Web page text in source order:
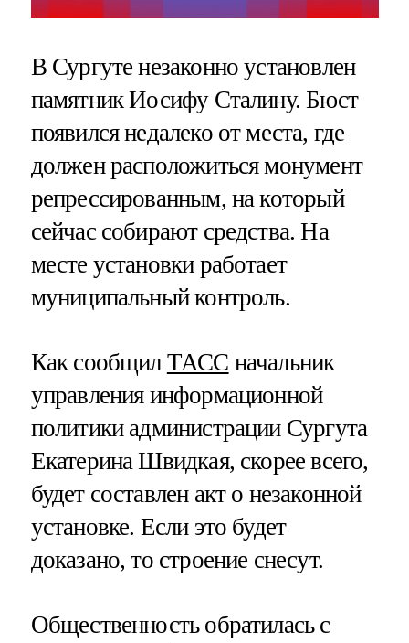
В Сургуте незаконно установлен
памятник Иосифу Сталину. Бюст
появился недалеко от места, где
должен расположиться монумент
репрессированным, на который
сейчас собирают средства. На
месте установки работает
муниципальный контроль.
Как сообщил ТАСС начальник
управления информационной
политики администрации Сургута
Екатерина Швидкая, скорее всего,
будет составлен акт о незаконной
установке. Если это будет
доказано, то строение снесут.
Общественность обратилась с